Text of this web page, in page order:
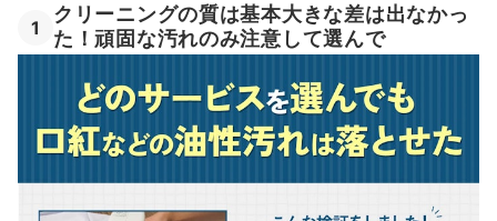
1
クリーニングの質は基本大きな差は出なかっ
た！頑固な汚れのみ注意して選んで